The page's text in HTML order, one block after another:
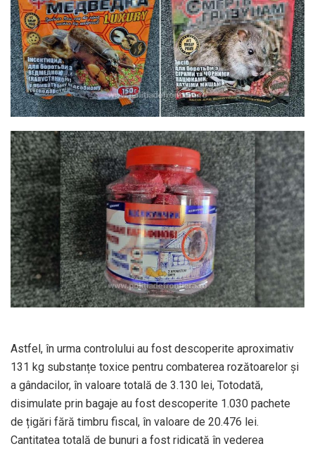
Astfel, în urma controlului au fost descoperite aproximativ
131 kg substanțe toxice pentru combaterea rozătoarelor și
a gândacilor, în valoare totală de 3.130 lei, Totodată,
disimulate prin bagaje au fost descoperite 1.030 pachete
de țigări fără timbru fiscal, în valoare de 20.476 lei.
Cantitatea totală de bunuri a fost ridicată în vederea